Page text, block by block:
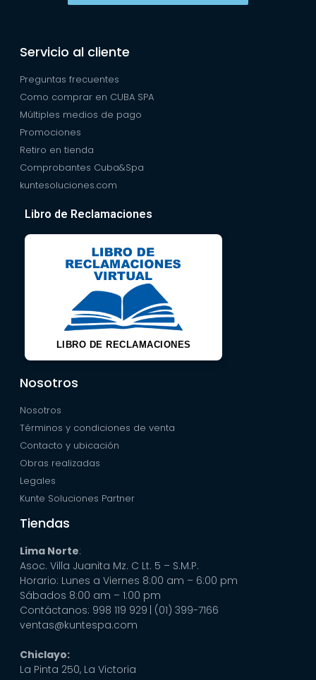
Servicio al cliente
Preguntas frecuentes
Como comprar en CUBA SPA
Múltiples medios de pago
Promociones
Retiro en tienda
Comprobantes Cuba&Spa
kuntesoluciones.com
Libro de Reclamaciones
LIBRO DE RECLAMACIONES
Nosotros
Nosotros
Términos y condiciones de venta
Contacto y ubicación
Obras realizadas
Legales
Kunte Soluciones Partner
Tiendas
Lima Norte:
Asoc. Villa Juanita Mz. C Lt. 5 – S.M.P.
Horario: Lunes a Viernes 8:00 am – 6:00 pm
Sábados 8:00 am – 1:00 pm
Contáctanos: 998 119 929 | (01) 399-7166
ventas@kuntespa.com
Chiclayo:
La Pinta 250, La Victoria